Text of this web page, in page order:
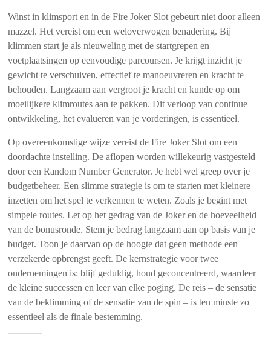
Winst in klimsport en in de Fire Joker Slot gebeurt niet door alleen
mazzel. Het vereist om een weloverwogen benadering. Bij
klimmen start je als nieuweling met de startgrepen en
voetplaatsingen op eenvoudige parcoursen. Je krijgt inzicht je
gewicht te verschuiven, effectief te manoeuvreren en kracht te
behouden. Langzaam aan vergroot je kracht en kunde op om
moeilijkere klimroutes aan te pakken. Dit verloop van continue
ontwikkeling, het evalueren van je vorderingen, is essentieel.
Op overeenkomstige wijze vereist de Fire Joker Slot om een
doordachte instelling. De aflopen worden willekeurig vastgesteld
door een Random Number Generator. Je hebt wel greep over je
budgetbeheer. Een slimme strategie is om te starten met kleinere
inzetten om het spel te verkennen te weten. Zoals je begint met
simpele routes. Let op het gedrag van de Joker en de hoeveelheid
van de bonusronde. Stem je bedrag langzaam aan op basis van je
budget. Toon je daarvan op de hoogte dat geen methode een
verzekerde opbrengst geeft. De kernstrategie voor twee
ondernemingen is: blijf geduldig, houd geconcentreerd, waardeer
de kleine successen en leer van elke poging. De reis – de sensatie
van de beklimming of de sensatie van de spin – is ten minste zo
essentieel als de finale bestemming.